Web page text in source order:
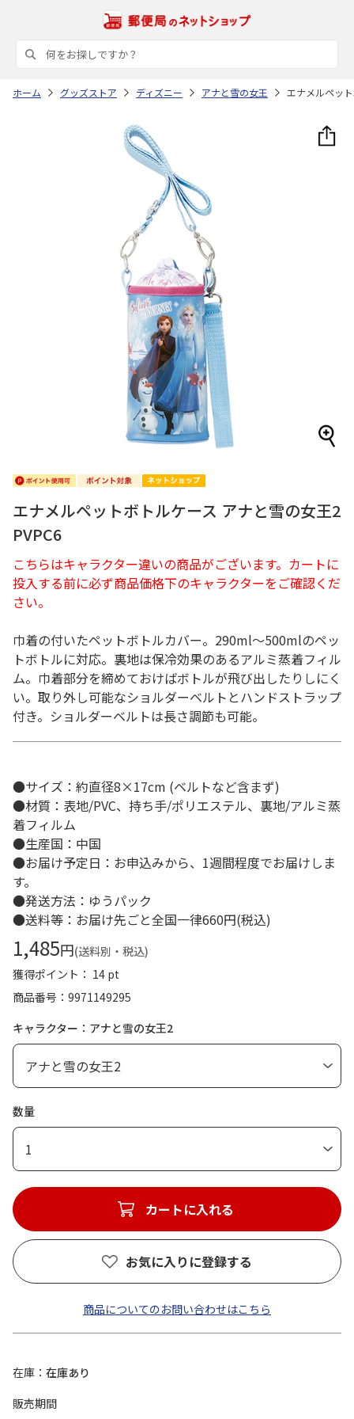
ホーム グッズストア ディズニー アナと雪の女王 エナメルペッ
エナメルペットボトルケース アナと雪の女王2
PVPC6
こちらはキャラクター違いの商品がございます。カートに
投入する前に必ず商品価格下のキャラクターをご確認くだ
さい。
巾着の付いたペットボトルカバー。290ml～500mlのペッ
トボトルに対応。裏地は保冷効果のあるアルミ蒸着フィル
ム。巾着部分を締めておけばボトルが飛び出したりしにく
い。取り外し可能なショルダーベルトとハンドストラップ
付き。ショルダーベルトは長さ調節も可能。
●サイズ：約直径8×17cm (ベルトなど含まず)
●材質：表地/PVC、持ち手/ポリエステル、裏地/アルミ蒸
着フィルム
●生産国：中国
●お届け予定日：お申込みから、1週間程度でお届けしま
す。
●発送方法：ゆうパック
●送料等：お届け先ごと全国一律660円(税込)
1,485円(送料別・税込)
獲得ポイント： 14 pt
商品番号
9971149295
キャラクター：アナと雪の女王2
数量
1
カートに入れる
お気に入りに登録する
商品についてのお問い合わせはこちら
在庫
在庫あり
販売期間